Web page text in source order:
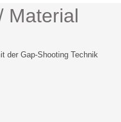
Material
der Gap-Shooting Technik